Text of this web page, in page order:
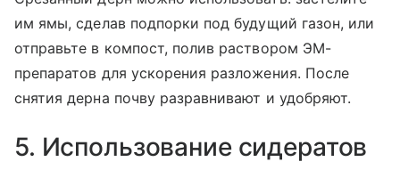
им ямы, сделав подпорки под будущий газон, или
отправьте в компост, полив раствором ЭМ-
препаратов для ускорения разложения. После
снятия дерна почву разравнивают и удобряют.
5. Использование сидератов